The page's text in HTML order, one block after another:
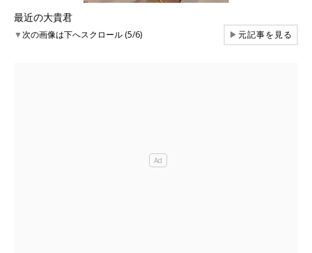
最近の大貴君
▼次の画像は下へスクロール (5/6) ▶元記事を見る